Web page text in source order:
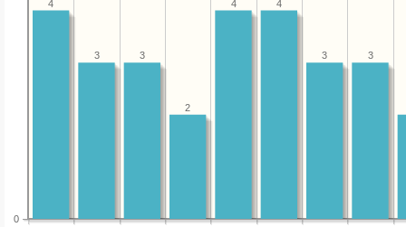
0
3
3
4
4
2
3
3
4